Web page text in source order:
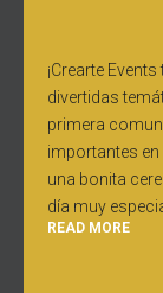
¡Crearte
divertidas
primera
importantes en
una bonita
día muy
READ MORE